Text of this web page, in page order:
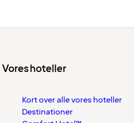
Vores hoteller
Kort over alle vores hoteller
Destinationer